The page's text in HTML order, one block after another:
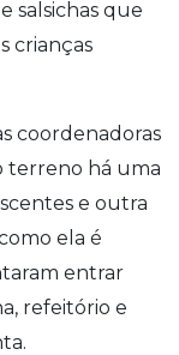
salsichas que
crianças
coordenadoras
terreno há uma
e outra
ela é
entrar
refeitório e